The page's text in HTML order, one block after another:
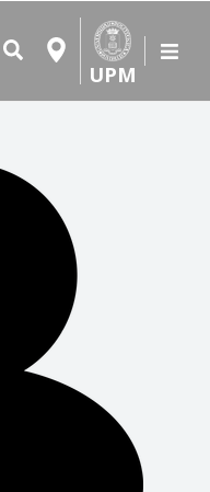
UPM